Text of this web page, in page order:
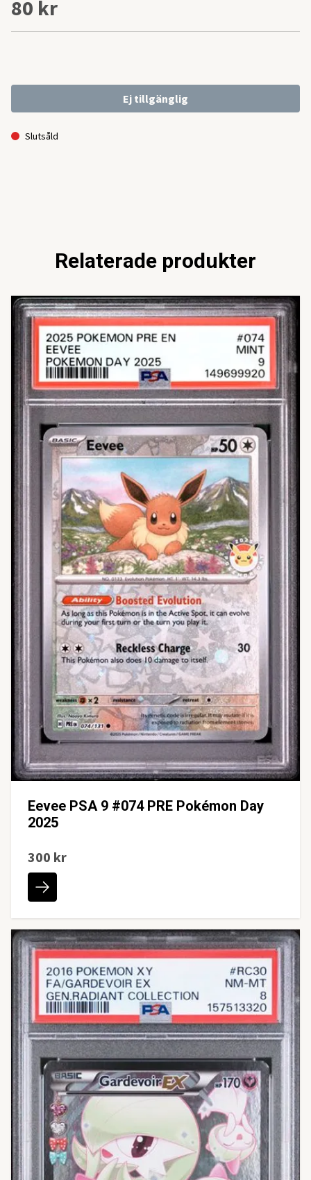
80 kr
Ej tillgänglig
Slutsåld
Relaterade produkter
Eevee PSA 9 #074 PRE Pokémon Day
2025
300 kr